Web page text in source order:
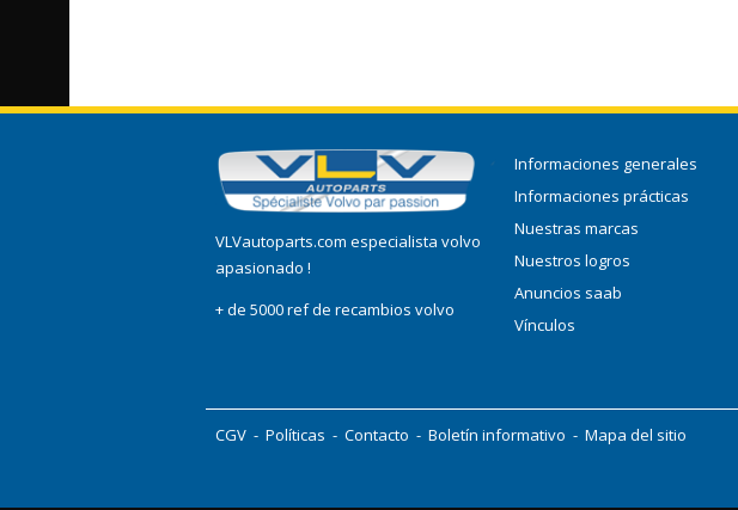
VLVautoparts.com especialista volvo
apasionado !
+ de 5000 ref de recambios volvo
Informaciones generales
Informaciones prácticas
Nuestras marcas
Nuestros logros
Anuncios saab
Vínculos
CGV- Políticas - Contacto - Boletín informativo - Mapa del sitio